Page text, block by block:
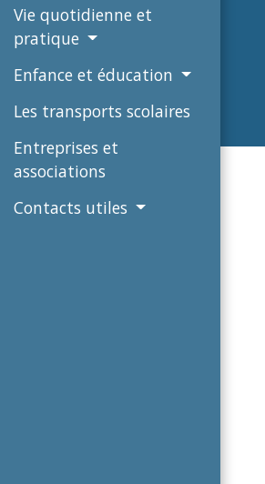
Vie quotidienne et
pratique
Enfance et éducation
Les transports scolaires
Entreprises et
associations
Contacts utiles